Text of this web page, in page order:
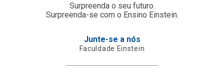
Surpreenda o seu futuro.
Surpreenda-se com o Ensino Einstein.
Junte-se a nós
Faculdade Einstein